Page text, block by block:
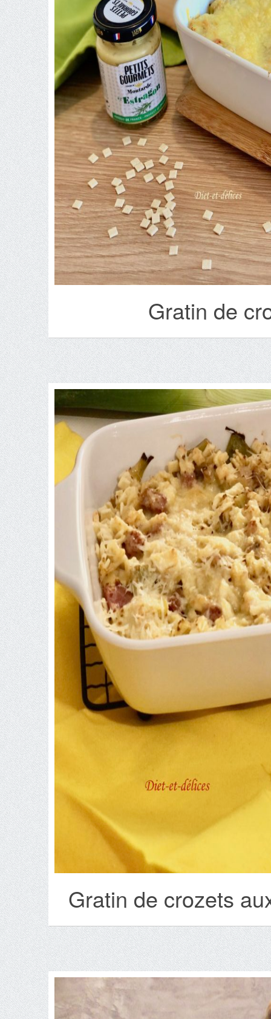
Gratin de
Gratin de crozets